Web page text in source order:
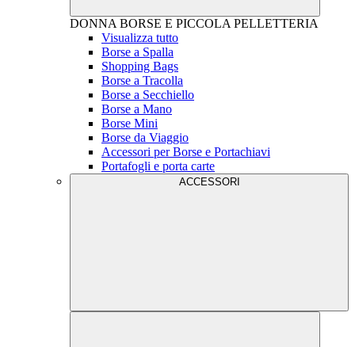
DONNA BORSE E PICCOLA PELLETTERIA
Visualizza tutto
Borse a Spalla
Shopping Bags
Borse a Tracolla
Borse a Secchiello
Borse a Mano
Borse Mini
Borse da Viaggio
Accessori per Borse e Portachiavi
Portafogli e porta carte
ACCESSORI